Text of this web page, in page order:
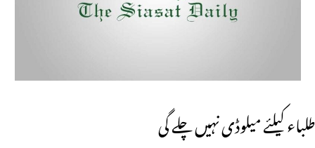
طلباء کیلئے میلوڈی نہیں چلے گی